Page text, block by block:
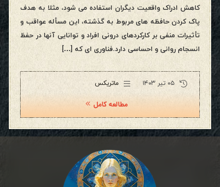
کاهش ادراک واقعیت دیگران استفاده می شود، مثلا به هدف
پاک کردن حافظه های مربوط به گذشته، این مسأله عواقب و
تأثیرات منفی بر کارکردهای درونی افراد و توانایی آنها در حفظ
انسجام روانی و احساسی دارد.فناوری ای که […]
۰۵ تیر ۱۴۰۳ ماتریکس
مطالعه کامل